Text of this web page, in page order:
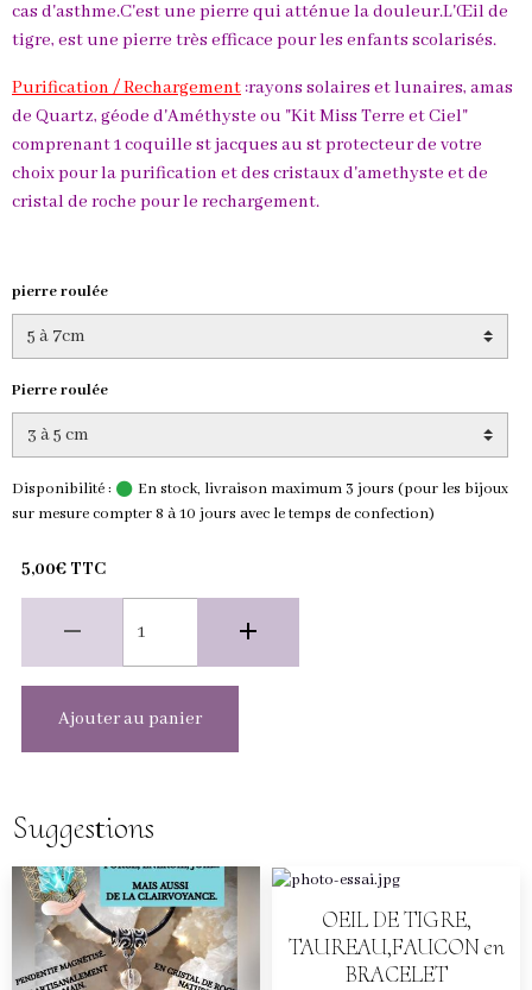
cas d'asthme.C'est une pierre qui atténue la douleur.L'Œil de
tigre, est une pierre très efficace pour les enfants scolarisés.
Purification / Rechargement :rayons solaires et lunaires, amas
de Quartz, géode d'Améthyste ou "Kit Miss Terre et Ciel"
comprenant 1 coquille st jacques au st protecteur de votre
choix pour la purification et des cristaux d'amethyste et de
cristal de roche pour le rechargement.
pierre roulée
Pierre roulée
Disponibilité :
En stock, livraison maximum 3 jours (pour les bijoux
sur mesure compter 8 à 10 jours avec le temps de confection)
5,00€ TTC
Ajouter au panier
Suggestions
OEIL DE TIGRE,
TAUREAU,FAUCON en
BRACELET